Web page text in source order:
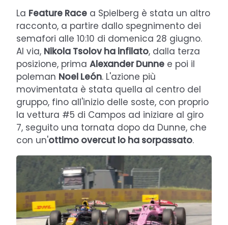
La Feature Race a Spielberg è stata un altro
racconto, a partire dallo spegnimento dei
semafori alle 10:10 di domenica 28 giugno.
Al via, Nikola Tsolov ha infilato, dalla terza
posizione, prima Alexander Dunne e poi il
poleman Noel León. L'azione più
movimentata è stata quella al centro del
gruppo, fino all'inizio delle soste, con proprio
la vettura #5 di Campos ad iniziare al giro
7, seguito una tornata dopo da Dunne, che
con un'ottimo overcut lo ha sorpassato.